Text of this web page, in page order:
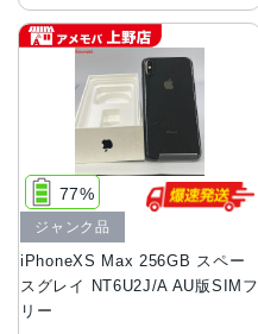
iPhoneXS Max 256GB スペー
スグレイ NT6U2J/A AU版SIMフ
リー
77%
ジャンク品